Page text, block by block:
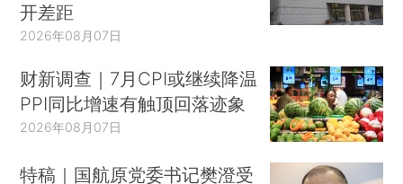
开差距
2026年08月07日
财新调查｜7月CPI或继续降温
PPI同比增速有触顶回落迹象
2026年08月07日
特稿｜国航原党委书记樊澄受